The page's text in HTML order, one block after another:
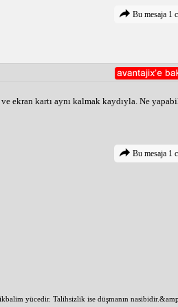
Bu mesaja 1
ekran kartı aynı kalmak kaydıyla. Ne
Bu mesaja 1
yücedir. Talihsizlik ise düşmanın